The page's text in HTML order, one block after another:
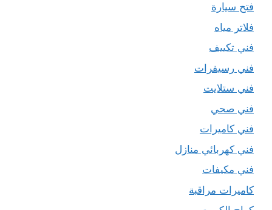
فتح سيارة
فلاتر مياه
فني تكييف
فني رسيفرات
فني ستلايت
فني صحي
فني كاميرات
فني كهربائي منازل
فني مكيفات
كاميرات مراقبة